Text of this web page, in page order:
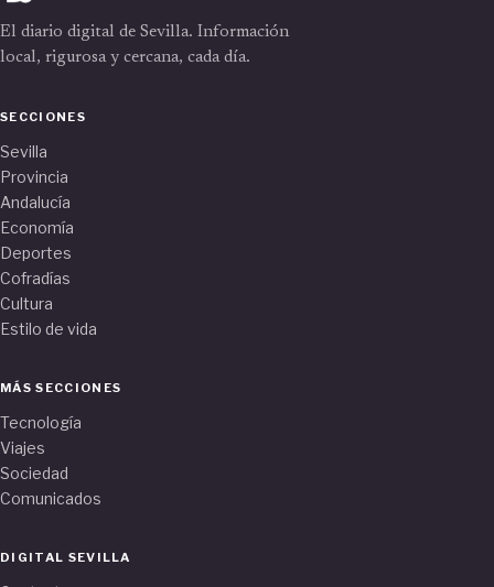
El diario digital de Sevilla. Información
local, rigurosa y cercana, cada día.
SECCIONES
Sevilla
Provincia
Andalucía
Economía
Deportes
Cofradías
Cultura
Estilo de vida
MÁS SECCIONES
Tecnología
Viajes
Sociedad
Comunicados
DIGITAL SEVILLA